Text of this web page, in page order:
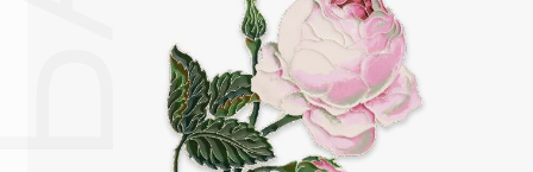
3. Ни в коем случае не храните украшения в ванной комнате.
Особенно беречь от воздействия влаги, необходимо
позолоченные изделия. Также высокую влажность плохо
переносят жемчуг, бирюза, малахит и янтарь.
4. Специалисты обычно рекомендуют чистить украшения не
реже одного раза в месяц, а также регулярно протирать их